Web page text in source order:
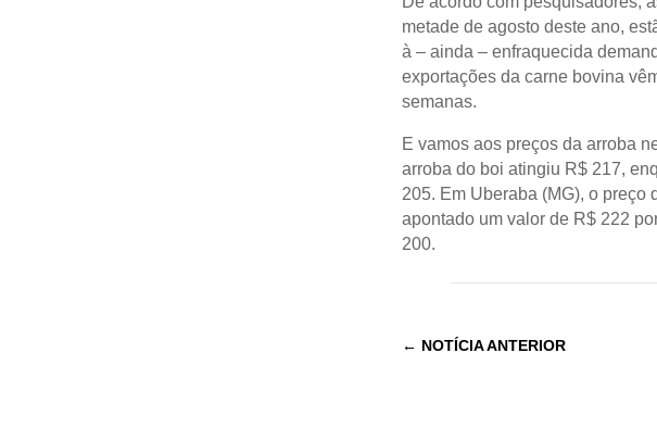
metade de agosto deste ano,
à – ainda – enfraquecida
exportações da carne bovina
semanas.
E vamos aos preços da arroba
arroba do boi atingiu R$ 217,
205. Em Uberaba (MG), o preço
apontado um valor de R$ 222
200.
← NOTÍCIA ANTERIOR